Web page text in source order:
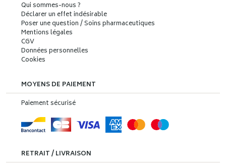
Qui sommes-nous ?
Déclarer un effet indésirable
Poser une question / Soins pharmaceutiques
Mentions légales
CGV
Données personnelles
Cookies
MOYENS DE PAIEMENT
Paiement sécurisé
RETRAIT / LIVRAISON